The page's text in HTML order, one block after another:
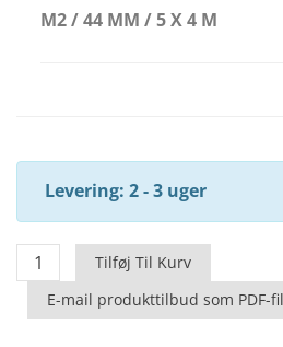
M2 / 44 MM / 5 X 4 M
Levering: 2 - 3 uger
Grace
Alu
Tilføj Til Kurv
E-mail produkttilbud som PDF-fil